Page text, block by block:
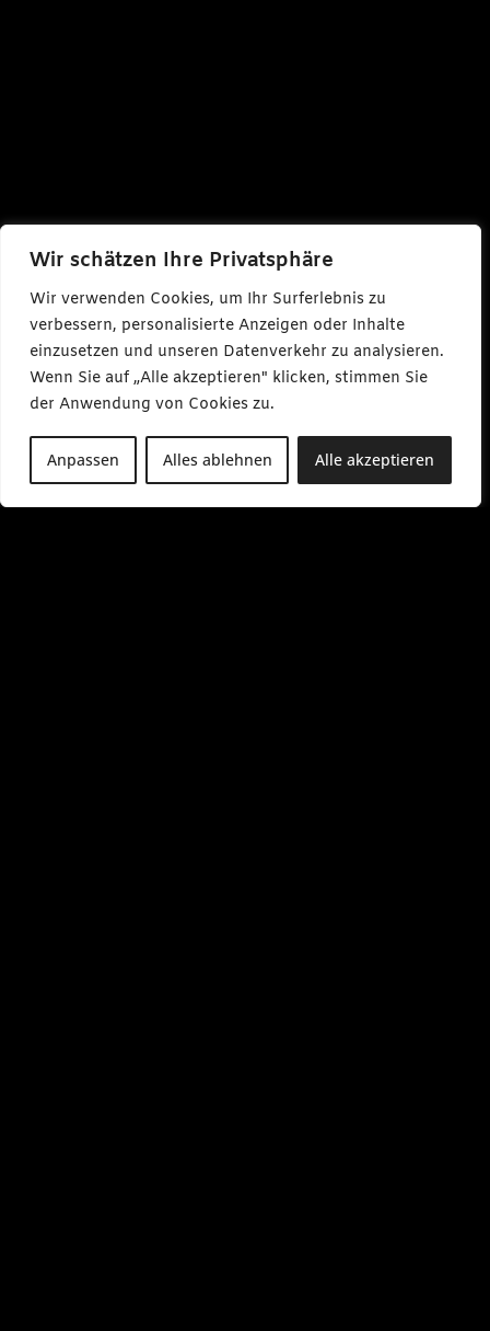
Wir schätzen Ihre Privatsphäre
Wir verwenden Cookies, um Ihr Surferlebnis zu
verbessern, personalisierte Anzeigen oder Inhalte
einzusetzen und unseren Datenverkehr zu analysieren.
Wenn Sie auf „Alle akzeptieren" klicken, stimmen Sie
der Anwendung von Cookies zu.
Anpassen Alles ablehnen Alle akzeptieren